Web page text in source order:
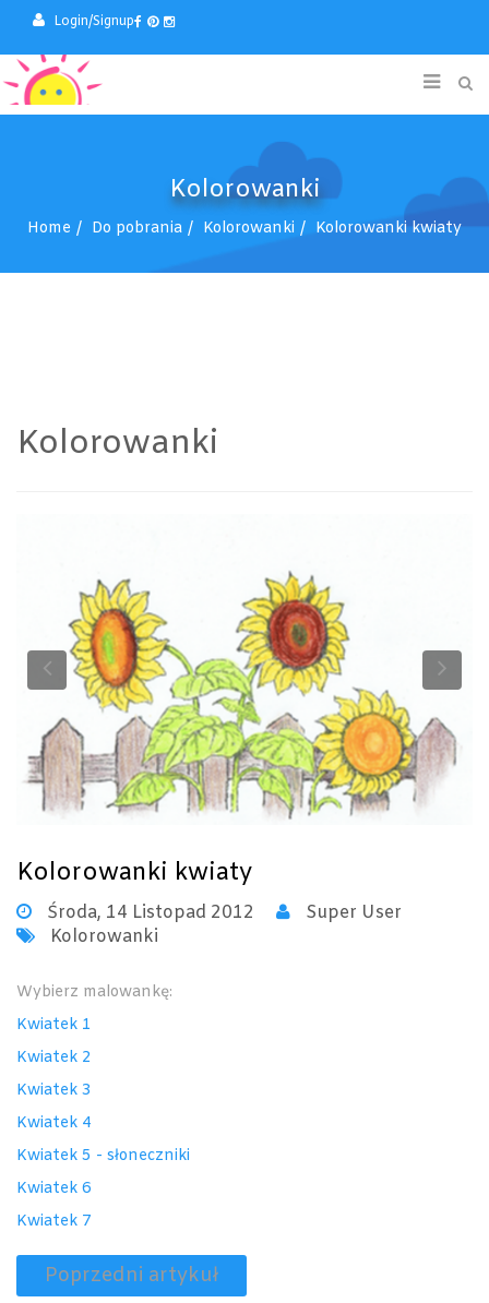
Login/Signup
Kolorowanki
Home Do pobrania Kolorowanki Kolorowanki kwiaty
Kolorowanki
Previous
Kolorowanki kwiaty
Środa, 14 Listopad 2012
Super User
Kolorowanki
Wybierz malowankę:
Kwiatek 1
Kwiatek 2
Kwiatek 3
Kwiatek 4
Kwiatek 5 - słoneczniki
Kwiatek 6
Kwiatek 7
Poprzedni artykuł